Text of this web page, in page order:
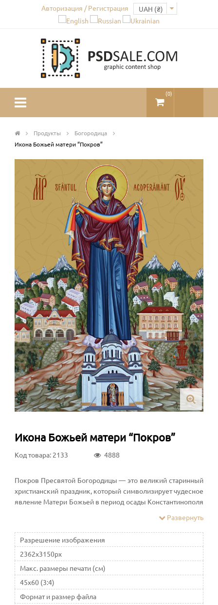
Авторизация / Регистрация
(0)
Продукты
Богородица
Икона Божьей матери “Покров”
Икона Божьей матери “Покров”
Код товара: 2133 4888
Покров Пресвятой Богородицы — это великий старинный
христианский праздник, который символизирует чудесное
явление Матери Божьей в период осады Константинополя
Развернуть
Разрешение изображения
2362x3150px
Макс. размеры печати (см)
45x60 (3:4)
Формат и размер файла